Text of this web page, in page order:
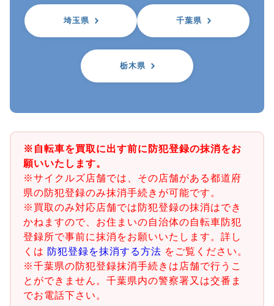
埼玉県 千葉県
栃木県
※自転車を買取に出す前に防犯登録の抹消をお
願いいたします。
※サイクルズ店舗では、その店舗がある都道府
県の防犯登録のみ抹消手続きが可能です。
※買取のみ対応店舗では防犯登録の抹消はでき
かねますので、お住まいの自治体の自転車防犯
登録所で事前に抹消をお願いいたします。詳し
くは 防犯登録を抹消する方法 をご覧ください。
※千葉県の防犯登録抹消手続きは店舗で行うこ
とができません。千葉県内の警察署又は交番ま
でお電話下さい。